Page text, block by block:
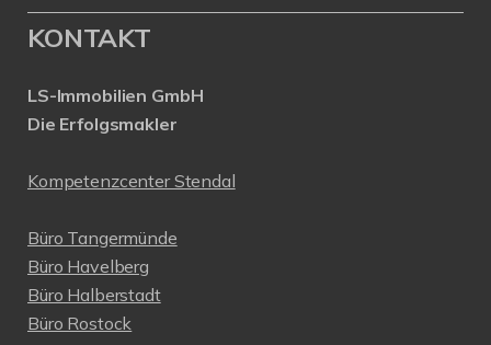
KONTAKT
LS-Immobilien GmbH
Die Erfolgsmakler
Kompetenzcenter Stendal
Büro Tangermünde
Büro Havelberg
Büro Halberstadt
Büro Rostock